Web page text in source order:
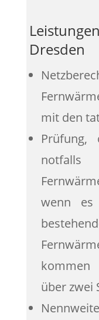
Dresden
Netzberechnung des bestehenden
mit den
Prüfung, ob der neue Standort
wenn
kommen
über zwei
Nennweitenprüfung der